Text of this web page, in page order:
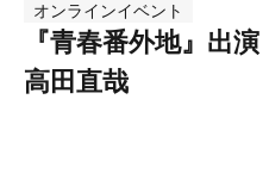
オンラインイベント
『青春番外地』出
高田直哉